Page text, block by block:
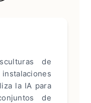
de
la IA para
de